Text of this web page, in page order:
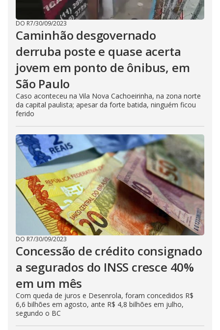
DO R7/30/09/2023
Caminhão desgovernado
derruba poste e quase acerta
jovem em ponto de ônibus, em
São Paulo
Caso aconteceu na Vila Nova Cachoeirinha, na zona norte
da capital paulista; apesar da forte batida, ninguém ficou
ferido
DO R7/30/09/2023
Concessão de crédito consignado
a segurados do INSS cresce 40%
em um mês
Com queda de juros e Desenrola, foram concedidos R$
6,6 bilhões em agosto, ante R$ 4,8 bilhões em julho,
segundo o BC